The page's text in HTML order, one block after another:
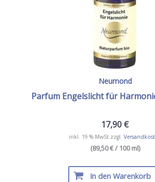
Neumond
Parfum Engelslicht für
17,90 €
inkl. 19 % MwSt.zzgl.
(89,50 € / 100 ml)
In den Warenkorb